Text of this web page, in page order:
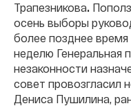
Трапезникова.
осень выборы
более позднее
неделю Генеральная
незаконности
совет провозгласил
Дениса Пушилина,